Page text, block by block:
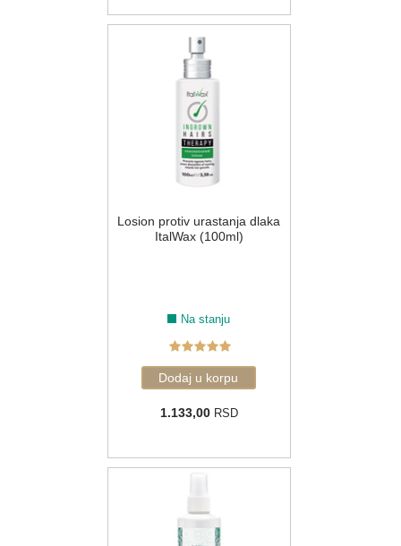
Losion protiv urastanja dlaka
ItalWax (100ml)
Na stanju
1.133,00RSD